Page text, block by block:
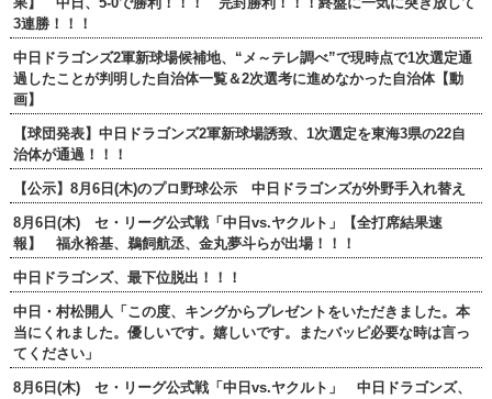
3連勝！！！
中日ドラゴンズ2軍新球場候補地、“メ～テレ調べ”で現時点で1次選定通
過したことが判明した自治体一覧＆2次選考に進めなかった自治体【動
画】
【球団発表】中日ドラゴンズ2軍新球場誘致、1次選定を東海3県の22自
治体が通過！！！
【公示】8月6日(木)のプロ野球公示 中日ドラゴンズが外野手入れ替え
8月6日(木) セ・リーグ公式戦「中日vs.ヤクルト」【全打席結果速
報】 福永裕基、鵜飼航丞、金丸夢斗らが出場！！！
中日ドラゴンズ、最下位脱出！！！
中日・村松開人「この度、キングからプレゼントをいただきました。本
当にくれました。優しいです。嬉しいです。またバッピ必要な時は言っ
てください」
8月6日(木) セ・リーグ公式戦「中日vs.ヤクルト」 中日ドラゴンズ、